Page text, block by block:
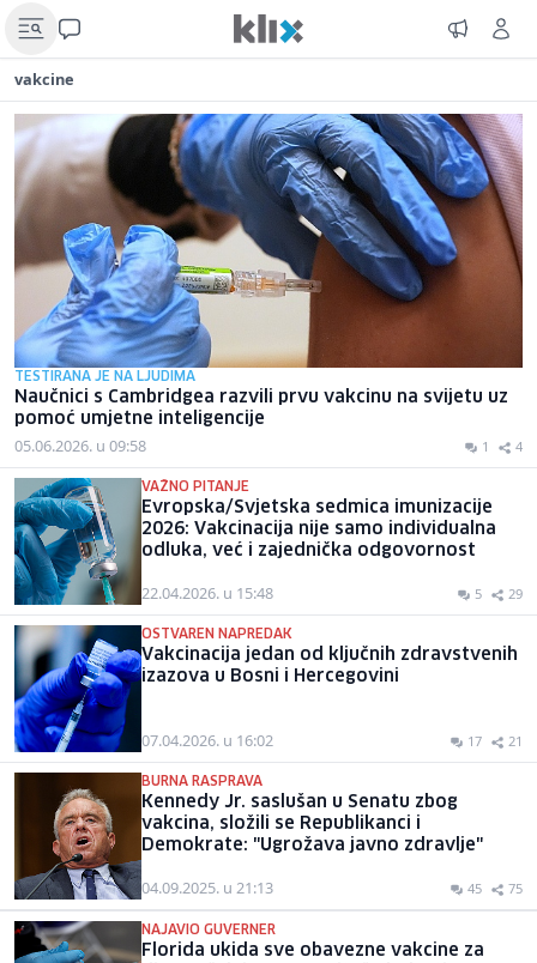
vakcine
TESTIRANA JE NA LJUDIMA
Naučnici s Cambridgea razvili prvu vakcinu na svijetu uz
pomoć umjetne inteligencije
05.06.2026. u 09:58 1 4
VAŽNO PITANJE
Evropska/Svjetska sedmica imunizacije
2026: Vakcinacija nije samo individualna
odluka, već i zajednička odgovornost
22.04.2026. u 15:48 5 29
OSTVAREN NAPREDAK
Vakcinacija jedan od ključnih zdravstvenih
izazova u Bosni i Hercegovini
07.04.2026. u 16:02 17 21
BURNA RASPRAVA
Kennedy Jr. saslušan u Senatu zbog
vakcina, složili se Republikanci i
Demokrate: "Ugrožava javno zdravlje"
04.09.2025. u 21:13 45 75
NAJAVIO GUVERNER
Florida ukida sve obavezne vakcine za